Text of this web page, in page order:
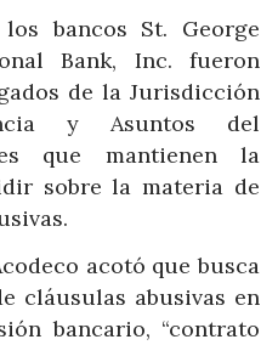
bancos St. George
Bank, Inc. fueron
de la Jurisdicción
y Asuntos del
que mantienen la
sobre la materia de
acotó que busca
cláusulas abusivas en
bancario, “contrato